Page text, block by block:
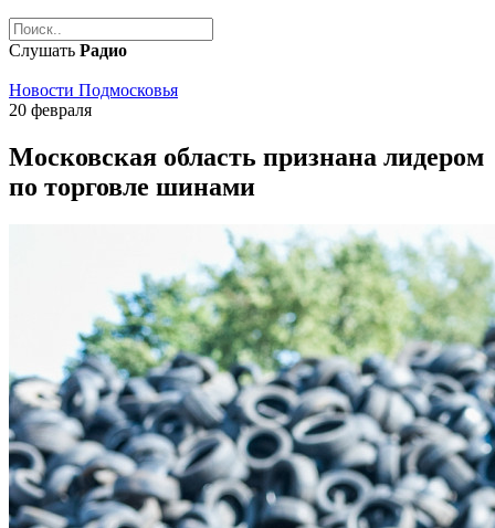
Слушать Радио
Новости Подмосковья
20 февраля
Московская область признана лидером
по торговле шинами